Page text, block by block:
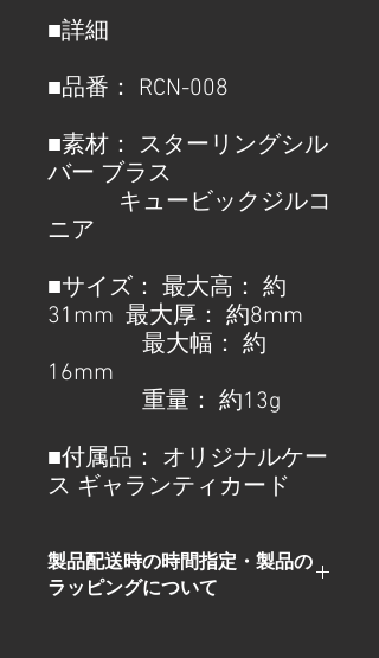
■詳細
■品番： RCN-008
■素材： スターリングシル
バー ブラス
ニア
■サイズ： 最大高： 約
31mm  最大厚： 約8mm
16mm
                重量： 約13g
■付属品： オリジナルケー
ス ギャランティカード
製品配送時の時間指定・製品の
ラッピングについて